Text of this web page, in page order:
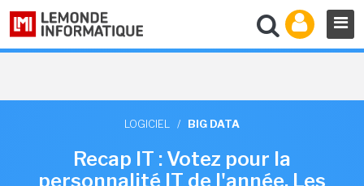
LOGICIEL / BIG DATA
Recap IT : Votez pour la
personnalité IT de l'année, Les